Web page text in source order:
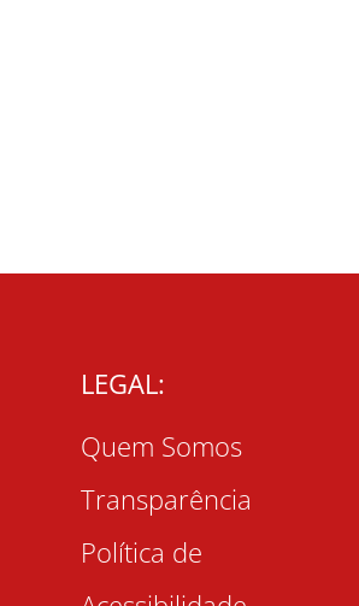
LEGAL:
Quem Somos
Transparência
Política de